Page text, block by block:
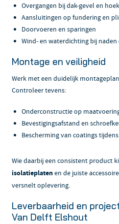
Overgangen bij dak-gevel en
Aansluitingen op fundering en
Doorvoeren en sparingen
Wind- en waterdichting bij naden
Montage en veiligheid
Werk met een duidelijk
Controleer tevens:
Onderconstructie op
Bevestigingsafstand en
Bescherming van coatings
Wie daarbij een consistent product
isolatieplatenen de juiste
versnelt oplevering.
Leverbaarheid en
Van Delft Elshout